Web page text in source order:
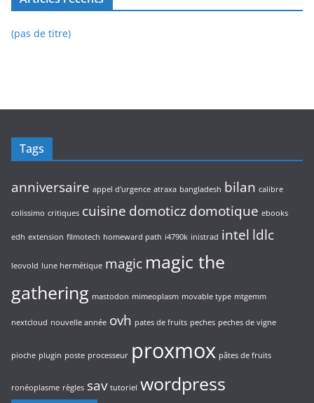
(pas de titre)
Tags
anniversaire appel d'urgence atraxa bangladesh bilan calibre
colissimo critiques cuisine domoticzdomotique ebooks
edh extension filmotech homeward path i4790k inistrad intel ldlc
leovold lune hermétique magic magic the
gathering mastodon mimeoplasm movable type mtgemm
nextcloud nouvelle année ovh pates de fruits peches peches de vigne
pioche plugin poste processeur proxmox pâtes de fruits
ronéoplasme règles sav tutoriel wordpress